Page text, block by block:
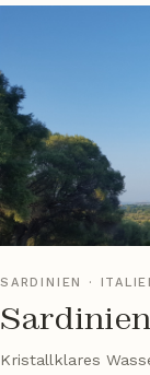
SARDINIEN ·
Sardinien
Kristallklares